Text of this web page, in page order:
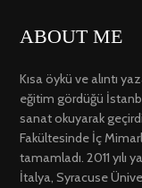
ABOUT ME
Kısa öykü ve alıntı
eğitim gördüğü
sanat okuyarak
Fakültesinde İç
tamamladı. 2011 yılı
İtalya, Syracuse